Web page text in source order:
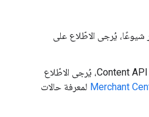
شيوعًا، يُرجى الاطّلاع على
إذا كنت تواجه مشاكل في Content API، يُرجى الاطّلاع
لمعرفة حالات